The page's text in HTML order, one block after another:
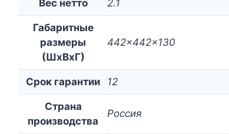
Вес нетто 2.1
Габаритные
размеры
(ШxВxГ)
442x442x130
Срок гарантии 12
Страна
производства
Россия